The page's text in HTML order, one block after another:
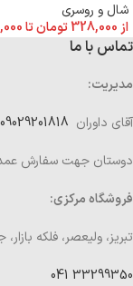
شال و روسری
از 328,000تومانتا
تماس با ما
مدیریت:
آقای داوران
دوستان جهت سفارش
فروشگاه مرکزی:
تبریز، ولیعصر، فلکه
33299350 041